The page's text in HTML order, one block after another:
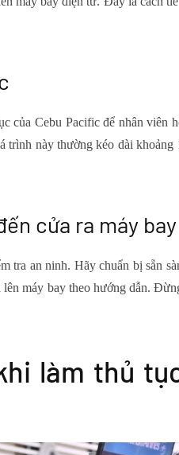
của Cebu Pacific để nhân viên
này thường kéo dài
cửa ra máy bay
tra an ninh. Hãy chuẩn bị sẵn
máy bay theo hướng dẫn.
làm thủ